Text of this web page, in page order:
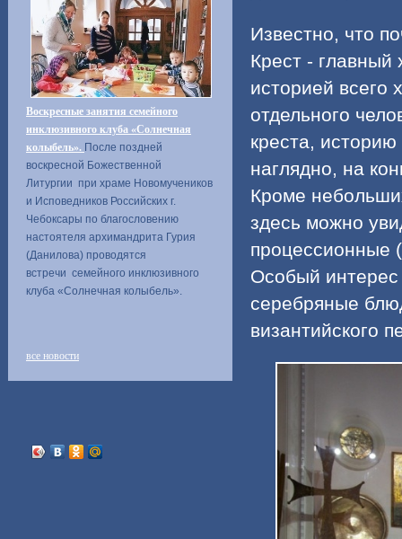
Воскресные занятия семейного
инклюзивного клуба «Солнечная
колыбель». После поздней
воскресной Божественной
Литургии при храме Новомучеников
и Исповедников Российских г.
Чебоксары по благословению
настоятеля архимандрита Гурия
(Данилова) проводятся
встречи семейного инклюзивного
клуба «Солнечная колыбель».
все новости
Известно, что
Крест - главный
историей всего
отдельного
креста,
наглядно, на
Кроме
здесь можно
процессионные
Особый
серебряные
византийского